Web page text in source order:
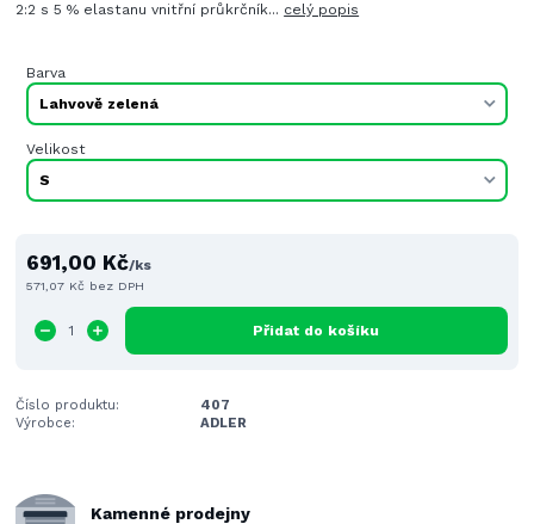
2:2 s 5 % elastanu vnitřní průkrčník... celý popis
Barva
Velikost
691,00 Kč/ks
571,07 Kč bez DPH
Přidat do košíku
Číslo produktu:
407
Výrobce:
ADLER
Kamenné prodejny